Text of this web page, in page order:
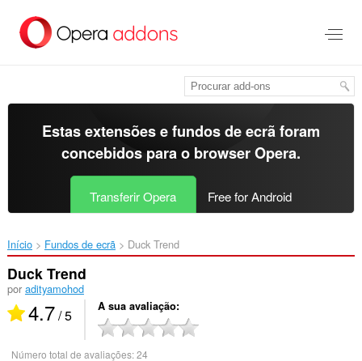
para
Estas extensões e fundos de ecrã foram
concebidos para o browser Opera.
Transferir Opera Free for Android
Início Fundos de ecrã Duck Trend‎
Duck Trend
por adityamohod
4.7/ 5 A sua avaliação
Número total de avaliações:24